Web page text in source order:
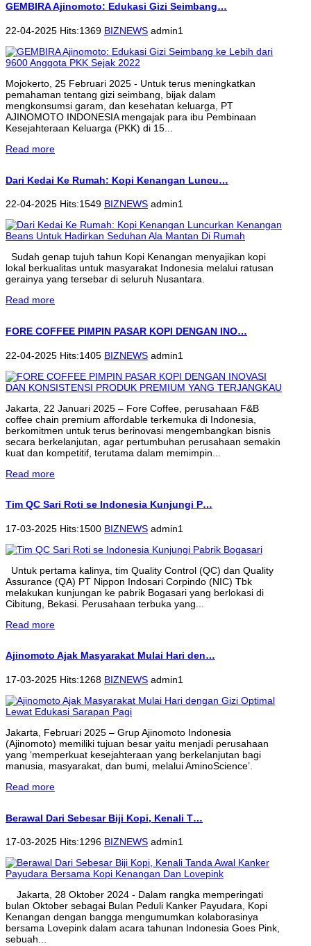
GEMBIRA Ajinomoto: Edukasi Gizi Seimbang…
22-04-2025 Hits:1369 BIZNEWS admin1
Mojokerto, 25 Februari 2025 - Untuk terus meningkatkan
pemahaman tentang gizi seimbang, bijak dalam
mengkonsumsi garam, dan kesehatan keluarga, PT
AJINOMOTO INDONESIA mengajak para ibu Pembinaan
Kesejahteraan Keluarga (PKK) di 15...
Read more
Dari Kedai Ke Rumah: Kopi Kenangan Luncu…
22-04-2025 Hits:1549 BIZNEWS admin1
Sudah genap tujuh tahun Kopi Kenangan menyajikan kopi
lokal berkualitas untuk masyarakat Indonesia melalui ratusan
gerainya yang tersebar di seluruh Nusantara.
Read more
FORE COFFEE PIMPIN PASAR KOPI DENGAN INO…
22-04-2025 Hits:1405 BIZNEWS admin1
Jakarta, 22 Januari 2025 – Fore Coffee, perusahaan F&B
coffee chain premium affordable terkemuka di Indonesia,
berkomitmen untuk terus berinovasi mengembangkan bisnis
secara berkelanjutan, agar pertumbuhan perusahaan semakin
kuat dan kompetitif, terutama dalam memimpin...
Read more
Tim QC Sari Roti se Indonesia Kunjungi P…
17-03-2025 Hits:1500 BIZNEWS admin1
Untuk pertama kalinya, tim Quality Control (QC) dan Quality
Assurance (QA) PT Nippon Indosari Corpindo (NIC) Tbk
melakukan kunjungan ke pabrik Bogasari yang berlokasi di
Cibitung, Bekasi. Perusahaan terbuka yang...
Read more
Ajinomoto Ajak Masyarakat Mulai Hari den…
17-03-2025 Hits:1268 BIZNEWS admin1
Jakarta, Februari 2025 – Grup Ajinomoto Indonesia
(Ajinomoto) memiliki tujuan besar yaitu menjadi perusahaan
yang ‘memperkuat kesejahteraan yang berkelanjutan bagi
manusia, masyarakat, dan bumi, melalui AminoScience’.
Read more
Berawal Dari Sebesar Biji Kopi, Kenali T…
17-03-2025 Hits:1296 BIZNEWS admin1
Jakarta, 28 Oktober 2024 - Dalam rangka memperingati
bulan Oktober sebagai Bulan Peduli Kanker Payudara, Kopi
Kenangan dengan bangga mengumumkan kolaborasinya
bersama Lovepink dalam acara tahunan Indonesia Goes Pink,
sebuah...